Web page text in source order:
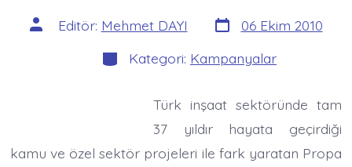
Yazının
yazarı
Editör: Mehmet DAYI Yazı
tarihi
06 Ekim 2010
Kategoriler
Kategori: Kampanyalar
Türk inşaat sektöründe tam
37 yıldır hayata geçirdiği
kamu ve özel sektör projeleri ile fark yaratan Propa